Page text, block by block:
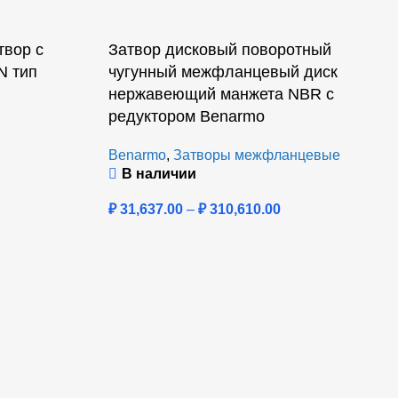
с
тип
Затвор дисковый поворотный
чугунный межфланцевый диск
нержавеющий манжета NBR с
редуктором Benarmo
Benarmo, Затворы межфланцевые
В наличии
₽31,637.00 – ₽310,610.00